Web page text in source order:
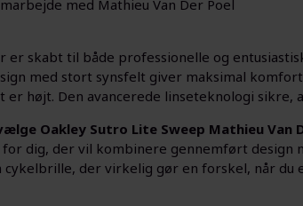
med Mathieu Van Der Poel
er skabt til både professionelle og
med stort synsfelt giver maksimal
er højt. Den avancerede linseteknologi sikre,
Oakley Sutro Lite Sweep Mathieu Van
for dig, der vil kombinere gennemført
cykelbrille, der virkelig gør en forskel, når du